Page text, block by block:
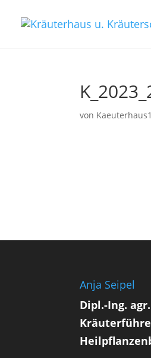
von Kaeuterhaus1
Anja Seipel
Dipl.-Ing.